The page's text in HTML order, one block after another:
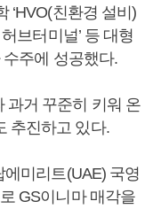
‘HVO(친환경 설비)
브터미널’ 등 대형
수주에 성공했다.
과거 꾸준히 키워 온
추진하고 있다.
미리트(UAE) 국영
GS이니마 매각을